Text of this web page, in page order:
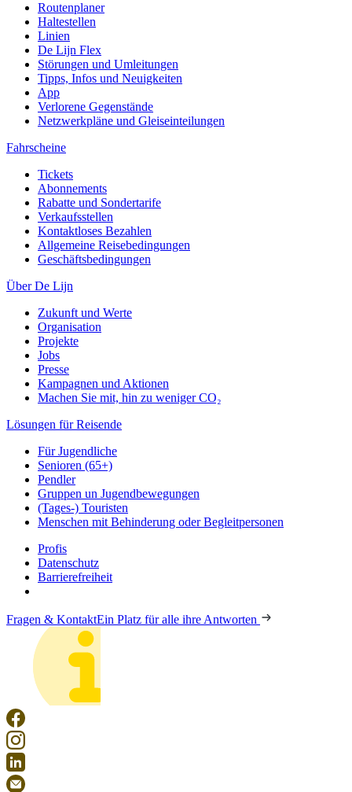
Routenplaner
Haltestellen
Linien
De Lijn Flex
Störungen und Umleitungen
Tipps, Infos und Neuigkeiten
App
Verlorene Gegenstände
Netzwerkpläne und Gleiseinteilungen
Fahrscheine
Tickets
Abonnements
Rabatte und Sondertarife
Verkaufsstellen
Kontaktloses Bezahlen
Allgemeine Reisebedingungen
Geschäftsbedingungen
Über De Lijn
Zukunft und Werte
Organisation
Projekte
Jobs
Presse
Kampagnen und Aktionen
Machen Sie mit, hin zu weniger CO₂
Lösungen für Reisende
Für Jugendliche
Senioren (65+)
Pendler
Gruppen un Jugendbewegungen
(Tages-) Touristen
Menschen mit Behinderung oder Begleitpersonen
Profis
Datenschutz
Barrierefreiheit
Fragen & KontaktEin Platz für alle ihre Antworten